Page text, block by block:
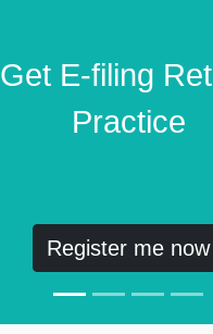
Get E-filing
Practice
Register me now